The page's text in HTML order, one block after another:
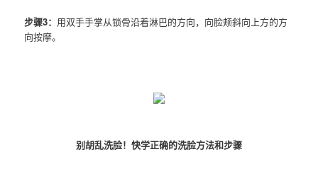
步骤3： 用双手手掌从锁骨沿着淋巴的方向，向脸颊斜向上方的方
向按摩。
别胡乱洗脸！快学正确的洗脸方法和步骤